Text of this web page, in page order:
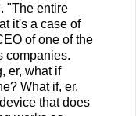
"The entire
it's a case of
of one of the
companies.
er, what if
What if, er,
that does